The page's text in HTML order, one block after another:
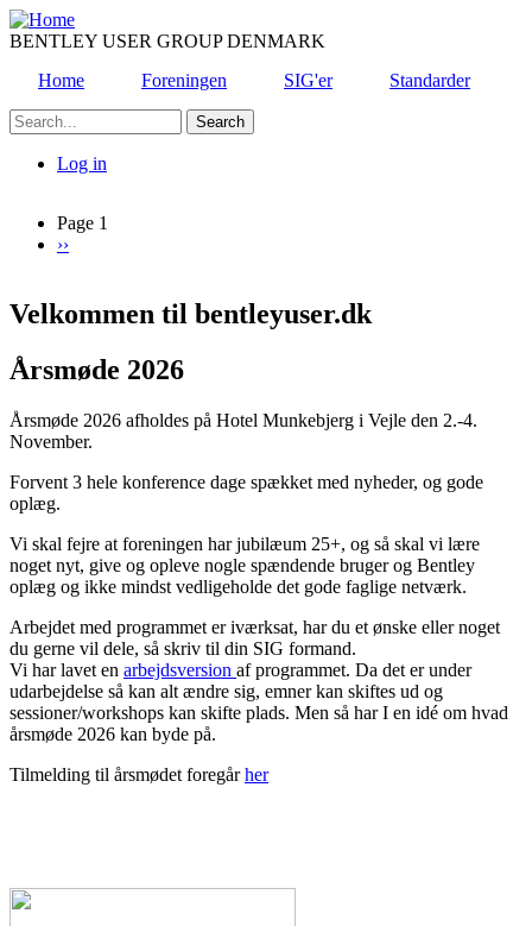
Skip
to
content
BENTLEY USER GROUP DENMARK
Home
Foreningen SIG'er
Standarder
Search
account
menu
Log in
Pagination
Page 1
Next
››
Velkommen til bentleyuser.dk
Årsmøde 2026
Årsmøde 2026 afholdes på Hotel Munkebjerg i Vejle den 2.-4.
November.
Forvent 3 hele konference dage spækket med nyheder, og gode
oplæg.
Vi skal fejre at foreningen har jubilæum 25+, og så skal vi lære
noget nyt, give og opleve nogle spændende bruger og Bentley
oplæg og ikke mindst vedligeholde det gode faglige netværk.
Arbejdet med programmet er iværksat, har du et ønske eller noget
du gerne vil dele, så skriv til din SIG formand.
Vi har lavet en arbejdsversion af programmet. Da det er under
udarbejdelse så kan alt ændre sig, emner kan skiftes ud og
sessioner/workshops kan skifte plads. Men så har I en idé om hvad
årsmøde 2026 kan byde på.
Tilmelding til årsmødet foregårher